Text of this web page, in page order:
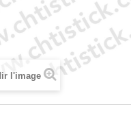
l'image